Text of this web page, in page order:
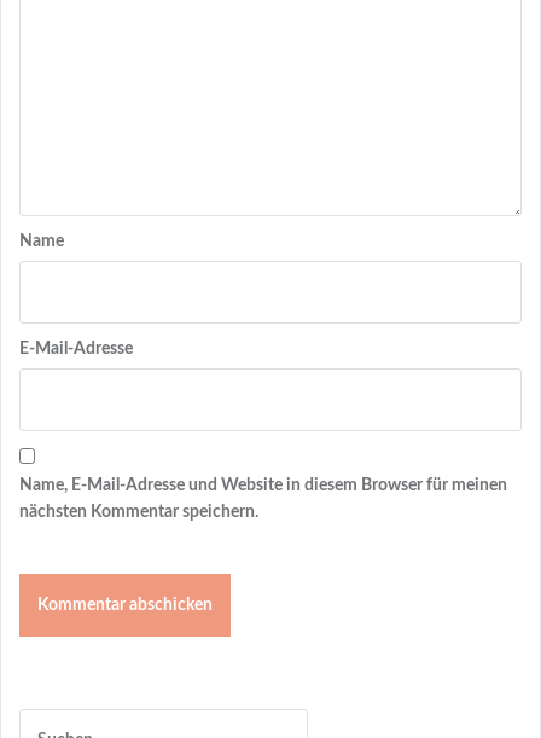
Name
E-Mail-Adresse
Name, E-Mail-Adresse und Website in diesem Browser für meinen
nächsten Kommentar speichern.